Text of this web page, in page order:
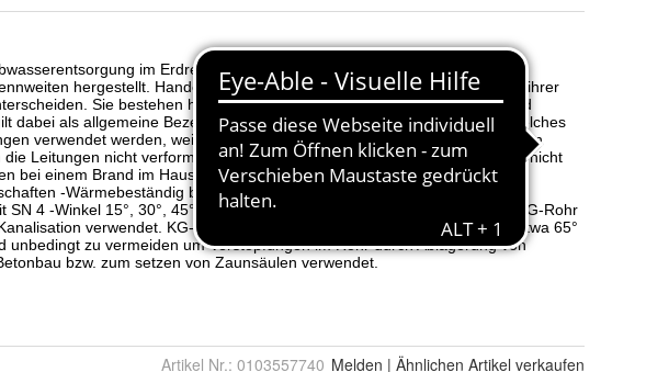
Artikel Nr.: 0103557740 Melden | Ähnlichen Artikel verkaufen